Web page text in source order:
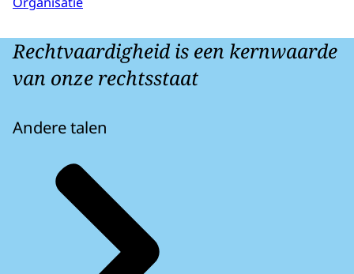
Rechtvaardigheid is een kernwaarde
van onze rechtsstaat
Andere talen